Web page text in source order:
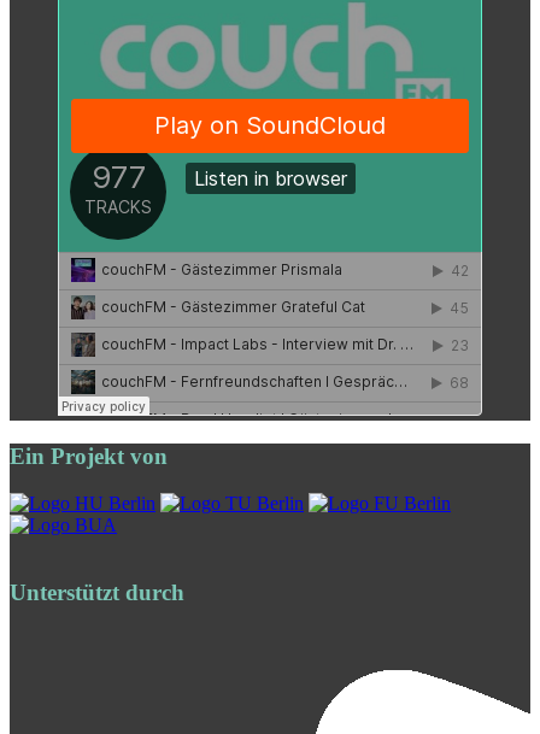
Ein Projekt von
Unterstützt durch